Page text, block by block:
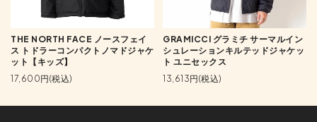
THE NORTH FACE ノースフェイ
ス トドラーコンパクトノマドジャケ
ット【キッズ】
17,600円(税込)
GRAMICCI グラミチ サーマルイン
シュレーションキルテッドジャケッ
ト ユニセックス
13,613円(税込)